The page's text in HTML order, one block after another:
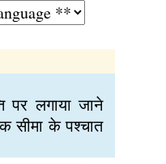
पर लगाया जाने
सीमा के पश्चात